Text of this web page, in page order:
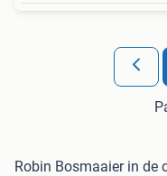
Robin Bosmaaier in de